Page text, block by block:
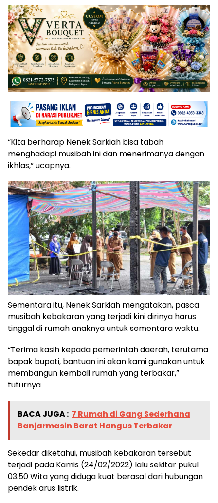
“Kita berharap Nenek Sarkiah bisa tabah
menghadapi musibah ini dan menerimanya dengan
ikhlas,” ucapnya.
Sementara itu, Nenek Sarkiah mengatakan, pasca
musibah kebakaran yang terjadi kini dirinya harus
tinggal di rumah anaknya untuk sementara waktu.
“Terima kasih kepada pemerintah daerah, terutama
bapak bupati, bantuan ini akan kami gunakan untuk
membangun kembali rumah yang terbakar,”
tuturnya.
BACA JUGA : 7 Rumah di Gang Sederhana
Banjarmasin Barat Hangus Terbakar
Sekedar diketahui, musibah kebakaran tersebut
terjadi pada Kamis (24/02/2022) lalu sekitar pukul
03.50 Wita yang diduga kuat berasal dari hubungan
pendek arus listrik.